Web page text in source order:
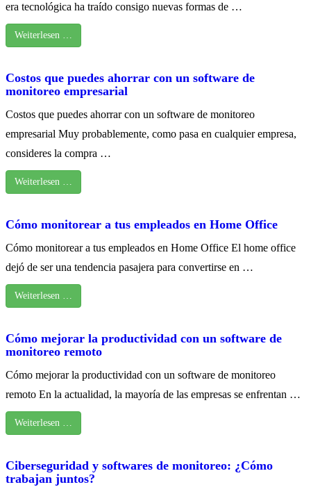
era tecnológica ha traído consigo nuevas formas de …
Weiterlesen …
Costos que puedes ahorrar con un software de
monitoreo empresarial
Costos que puedes ahorrar con un software de monitoreo
empresarial Muy probablemente, como pasa en cualquier empresa,
consideres la compra …
Weiterlesen …
Cómo monitorear a tus empleados en Home Office
Cómo monitorear a tus empleados en Home Office El home office
dejó de ser una tendencia pasajera para convertirse en …
Weiterlesen …
Cómo mejorar la productividad con un software de
monitoreo remoto
Cómo mejorar la productividad con un software de monitoreo
remoto En la actualidad, la mayoría de las empresas se enfrentan …
Weiterlesen …
Ciberseguridad y softwares de monitoreo: ¿Cómo
trabajan juntos?